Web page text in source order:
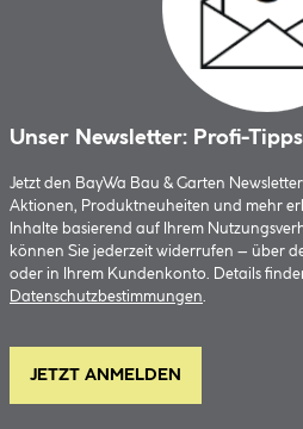
Unser Newsletter: Profi-
Jetzt den BayWa Bau & Garten
Aktionen, Produktneuheiten und mehr
Inhalte basierend auf Ihrem
können Sie jederzeit widerrufen – über
oder in Ihrem Kundenkonto. Details
Datenschutzbestimmungen.
JETZT ANMELDEN